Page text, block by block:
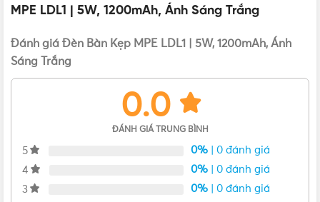
THƯƠNG HIỆU
MÀU SẮC
Tăng giảm độ sáng của đèn kẹp đọc sách MPE LDL1 bằng cách
nhấn giữ phím cảm ứng
MPE LDL1 | 5W, 1200mAh, Ánh Sáng Trắng
Đánh giá Đèn Bàn Kẹp MPE LDL1 | 5W, 1200mAh, Ánh
Sáng Trắng
0.0
ĐÁNH GIÁ TRUNG BÌNH
5 0% | 0 đánh giá
4
0% | 0 đánh giá
3
0% | 0 đánh giá